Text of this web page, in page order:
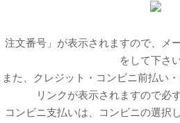
注文番号」が表示されますので、メ
をして下さい
また、クレジット・コンビニ前払い
リンクが表示されますので必
コンビニ支払いは、コンビニの選択